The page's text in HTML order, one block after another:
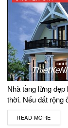
Nhà tầng lửng
thời. Nếu đất rộng
READ MORE